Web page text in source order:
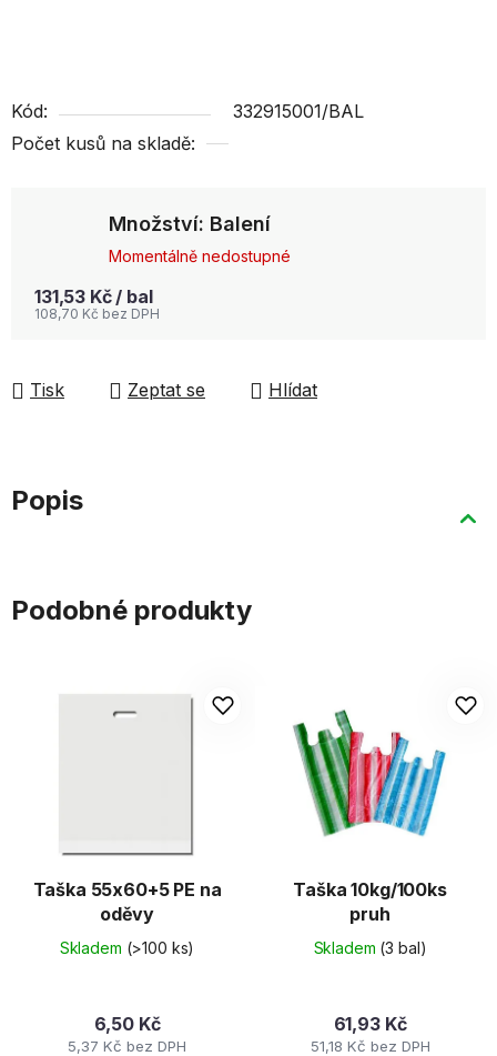
Množství: Balení
Momentálně nedostupné
131,53 Kč / bal
108,70 Kč bez DPH
Kód:
332915001/BAL
Počet kusů na skladě:
Tisk Zeptat se Hlídat
Popis
Podobné produkty
Taška 55x60+5 PE na
oděvy
Skladem (>100 ks)
5,37 Kč bez DPH
6,50 Kč
Taška 10kg/100ks
pruh
Skladem (3 bal)
51,18 Kč bez DPH
61,93 Kč